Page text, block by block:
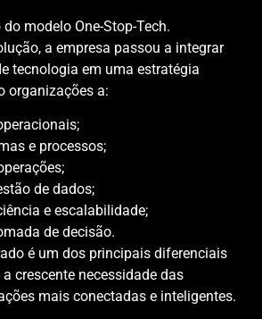
modelo One-Stop-Tech.
a empresa passou a integrar
tecnologia em uma estratégia
organizações a:
e processos;
de dados;
e escalabilidade;
de decisão.
é um dos principais diferenciais
crescente necessidade das
mais conectadas e inteligentes.